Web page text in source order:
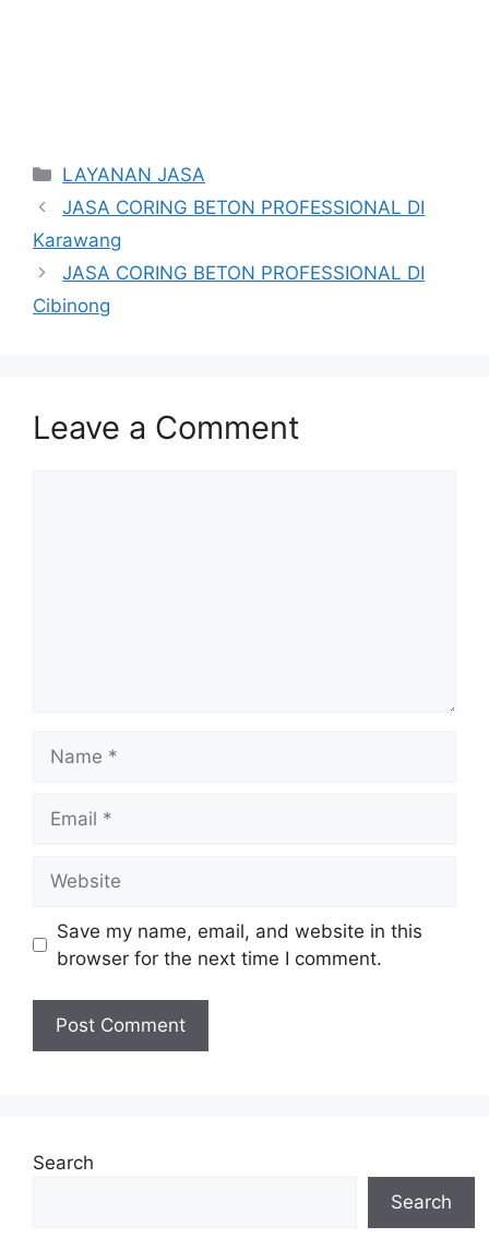
Categories
LAYANAN JASA
JASA CORING BETON PROFESSIONAL DI
Karawang
JASA CORING BETON PROFESSIONAL DI
Cibinong
Leave a Comment
Save my name, email, and website in this
browser for the next time I comment.
Search
Search